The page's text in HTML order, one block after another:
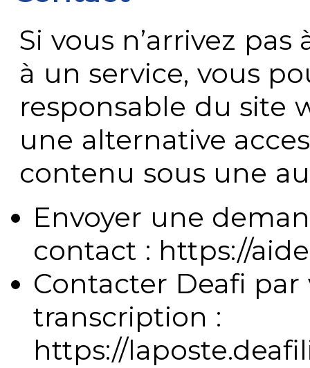
Si vous n’arrivez
à un service, vous
responsable du site
une alternative
contenu sous une
Envoyer une
contact : https://
Contacter Deafi
transcription :
https://